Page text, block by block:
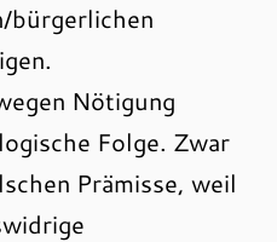
bürgerlichen
Nötigung
Folge. Zwar
Prämisse, weil